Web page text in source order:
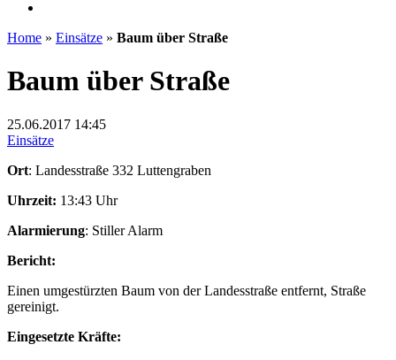
Home » Einsätze » Baum über Straße
Baum über Straße
25.06.2017 14:45
Einsätze
Ort: Landesstraße 332 Luttengraben
Uhrzeit: 13:43 Uhr
Alarmierung: Stiller Alarm
Bericht:
Einen umgestürzten Baum von der Landesstraße entfernt, Straße
gereinigt.
Eingesetzte Kräfte: